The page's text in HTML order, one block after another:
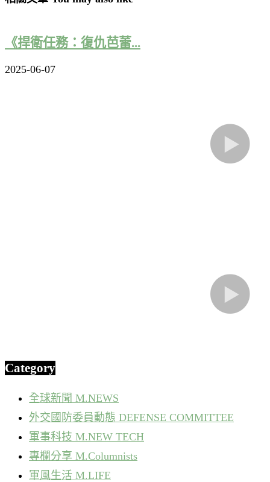
《捍衛任務：復仇芭蕾...
2025-06-07
Category
全球新聞 M.NEWS
外交國防委員動態 DEFENSE COMMITTEE
軍事科技 M.NEW TECH
專欄分享 M.Columnists
軍風生活 M.LIFE